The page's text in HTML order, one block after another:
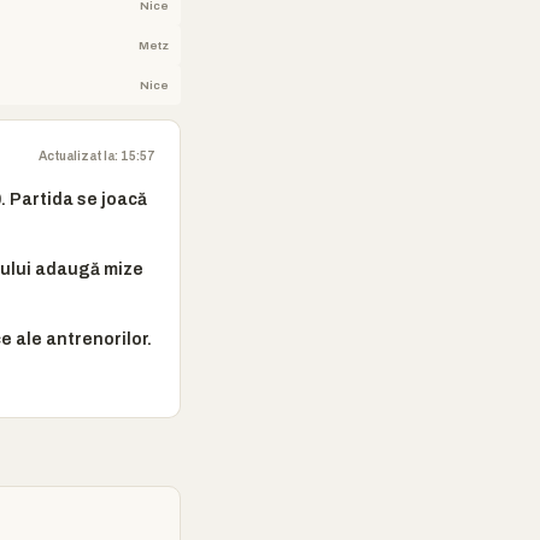
Nice
Metz
Nice
Actualizat la: 15:57
Partida se joacă
adaugă mize
ale antrenorilor.